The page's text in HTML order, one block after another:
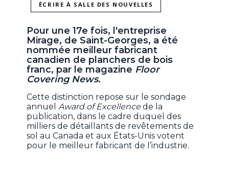
ÉCRIRE À SALLE DES NOUVELLES
Pour une 17e fois, l'entreprise
Mirage, de Saint-Georges, a été
nommée meilleur fabricant
canadien de planchers de bois
franc, par le magazine Floor
Covering News.
Cette distinction repose sur le sondage
annuelAward of Excellencede la
publication, dans le cadre duquel des
milliers de détaillants de revêtements de
sol au Canada et aux États-Unis votent
pour le meilleur fabricant de l’industrie.